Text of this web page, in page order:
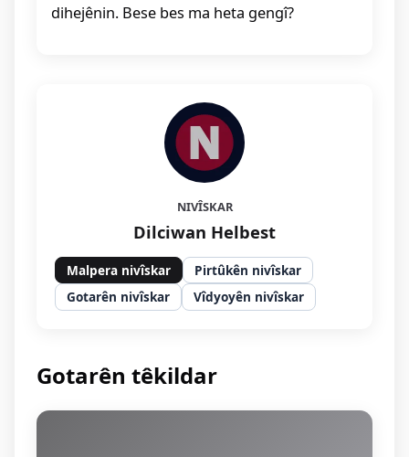
dihejênin. Bese bes ma heta gengî?
NIVÎSKAR
Dilciwan Helbest
Malpera nivîskar
Pirtûkên nivîskar
Gotarên nivîskar
Vîdyoyên nivîskar
Gotarên têkildar